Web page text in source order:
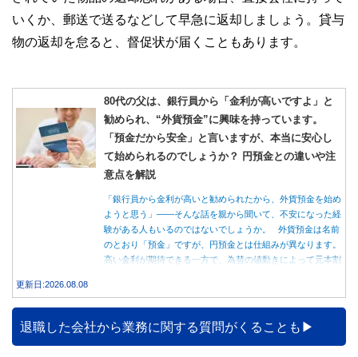
いくか、郵送で送るなどして早急に返却しましょう。貸与
物の返却を怠ると、督促状が届くこともあります。
80代の父は、銀行員から「金利が高いですよ」と
勧められ、“外貨預金”に興味を持っています。
「預金だから安全」と言いますが、本当に安心し
て始められるのでしょうか？ 円預金との違いや注
意点を解説
「銀行員から金利が高いと勧められたから、外貨預金を始め
ようと思う」――そんな話を親から聞いて、不安になった経
験がある人もいるのではないでしょうか。 外貨預金は名前
のとおり「預金」ですが、円預金とは仕組みが異なります。
高い金利が期待できる一方で、為替の値動きによって元本割
更新日:2026.08.08
退職した会社から業務に関する質問がくることも